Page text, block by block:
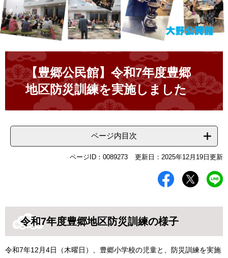
本
文
【豊郷公民館】令和7年度豊郷
地区防災訓練を実施しました
ページ内目次
ページID：0089273 更新日：2025年12月19日更新
令和7年度豊郷地区防災訓練の様子
令和7年12月4日（木曜日）、豊郷小学校の児童と、防災訓練を実施